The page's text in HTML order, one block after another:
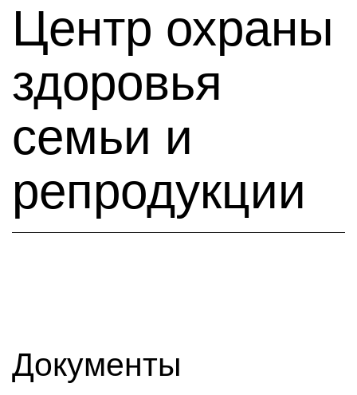
Центр охраны
здоровья
семьи и
репродукции
Документы